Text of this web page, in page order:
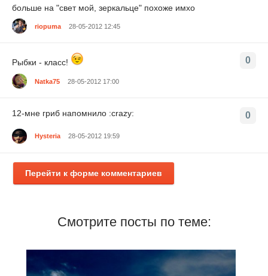
больше на "свет мой, зеркальце" похоже имхо
riopuma 28-05-2012 12:45
0
Рыбки - класс!
Natka75 28-05-2012 17:00
0
12-мне гриб напомнило :crazy:
Hysteria 28-05-2012 19:59
Перейти к форме комментариев
Смотрите посты по теме: